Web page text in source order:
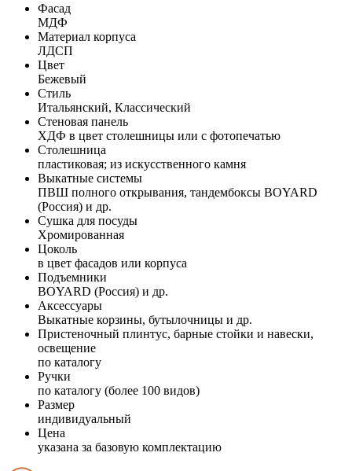
Фасад
МДФ
Материал корпуса
ЛДСП
Цвет
Бежевый
Стиль
Итальянский, Классический
Стеновая панель
ХДФ в цвет столешницы или с фотопечатью
Столешница
пластиковая; из искусственного камня
Выкатные системы
ПВШ полного открывания, тандембоксы BOYARD
(Россия) и др.
Сушка для посуды
Хромированная
Цоколь
в цвет фасадов или корпуса
Подъемники
BOYARD (Россия) и др.
Аксессуары
Выкатные корзины, бутылочницы и др.
Пристеночный плинтус, барные стойки и навески,
освещение
по каталогу
Ручки
по каталогу (более 100 видов)
Размер
индивидуальный
Цена
указана за базовую комплектацию